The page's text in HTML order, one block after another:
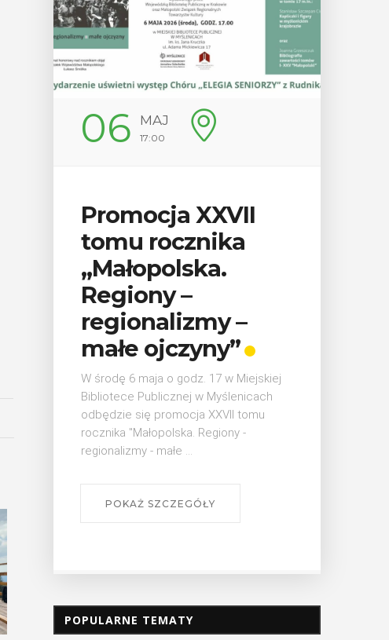
XXVII
rocznika
–
ojczyny”
6 maja o godz. 17 w Miejskiej
Publicznej w Myślenicach
się promocja XXVII tomu
"Małopolska. Regiony -
„Oddaj krew-
trawiastej na myślenickim
odbędzie się druga edycja
"Oddaj krew-Uratuj życie"
krwiodawstwa ze zlotem
pożarniczych. Organizatorami
POPULARNE TEMATY